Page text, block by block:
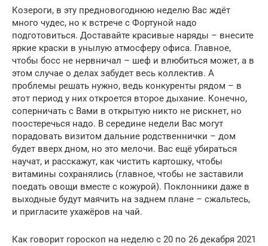
Козероги, в эту предновогоднюю неделю Вас ждёт
много чудес, но к встрече с Фортуной надо
подготовиться. Доставайте красивые наряды – внесите
яркие краски в унылую атмосферу офиса. Главное,
чтобы босс не нервничал – шеф и влюбиться может, а в
этом случае о делах забудет весь коллектив. А
проблемы решать нужно, ведь конкуренты рядом – в
этот период у них откроется второе дыхание. Конечно,
соперничать с Вами в открытую никто не рискнет, но
поостеречься надо. В середине недели Вас могут
порадовать визитом дальние родственнички – дом
будет вверх дном, но это мелочи. Вас ещё убираться
научат, и расскажут, как чистить картошку, чтобы
витамины сохранялись (главное, чтобы не заставили
поедать овощи вместе с кожурой). Поклонники даже в
выходные будут маячить на заднем плане – сжальтесь,
и пригласите ухажёров на чай.
Как говорит гороскоп на неделю с 20 по 26 декабря 2021